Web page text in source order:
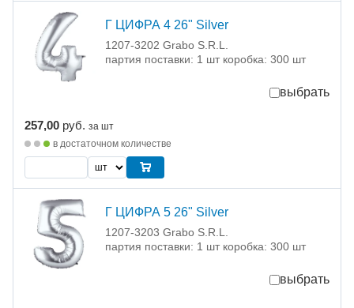
Г ЦИФРА 4 26" Silver
1207-3202 Grabo S.R.L.
партия поставки: 1 шт коробка: 300 шт
выбрать
257,00 руб. за шт
в достаточном количестве
Г ЦИФРА 5 26" Silver
1207-3203 Grabo S.R.L.
партия поставки: 1 шт коробка: 300 шт
выбрать